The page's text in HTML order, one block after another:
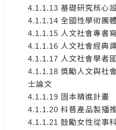
4.1.1.13 基礎研究核心
4.1.1.14 全國性學術團
4.1.1.15 人文社會專書
4.1.1.16 人文社會經典
4.1.1.17 人文社會學者
4.1.1.18 獎勵人文與社
士論文
4.1.1.19 固本精進計畫
4.1.1.20 科普產品製播
4.1.1.21 鼓勵女性從事